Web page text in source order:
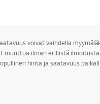
voivat vaihdella
muuttua ilman erillistä
hinta ja saatavuus